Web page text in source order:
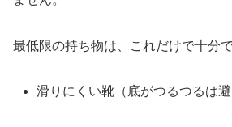
最低限の持ち物は、これだけで十分で
滑りにくい靴（底がつるつるは避